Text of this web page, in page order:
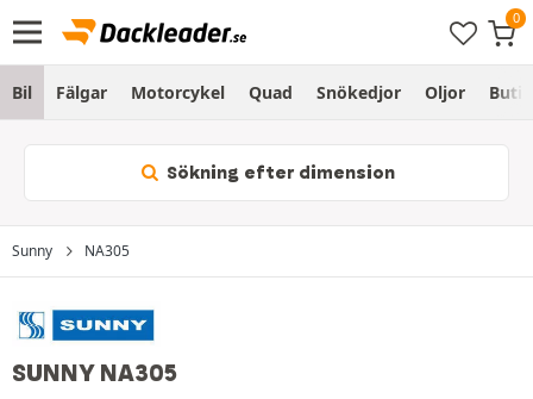
Bil Fälgar Motorcykel Quad Snökedjor Oljor Butik
Sökning efter dimension
Sunny NA305
SUNNY NA305